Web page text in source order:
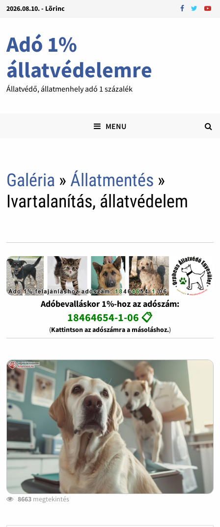
2026.08.10. - Lõrinc
Adó 1%
állatvédelemre
Állatvédő, állatmenhely adó 1 százalék
MENU
Galéria » Állatmentés »
Ivartalanítás, állatvédelem
Adóbevalláskor 1%-hoz az adószám:
18464654-1-06 📋
(Kattintson az adószámra a másoláshoz.)
8663megtekintés